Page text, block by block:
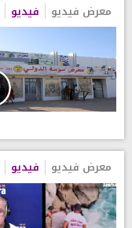
معرض فيديو فيديو
معرض فيديو فيديو